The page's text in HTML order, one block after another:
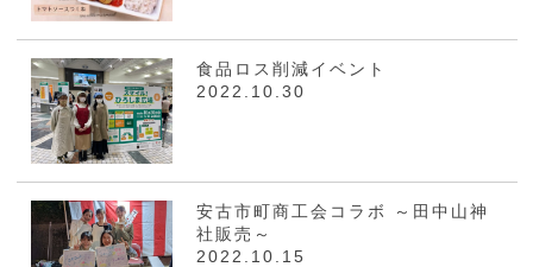
食品ロス削減イベント
2022.10.30
安古市町商工会コラボ ～田中山神
社販売～
2022.10.15